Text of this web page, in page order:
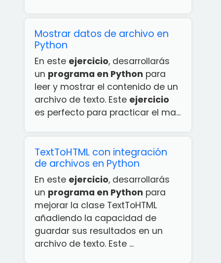
Mostrar datos de archivo en
Python
En este ejercicio, desarrollarás
un programa en Python para
leer y mostrar el contenido de un
archivo de texto. Este ejercicio
es perfecto para practicar el ma...
TextToHTML con integración
de archivos en Python
En este ejercicio, desarrollarás
un programa en Python para
mejorar la clase TextToHTML
añadiendo la capacidad de
guardar sus resultados en un
archivo de texto. Este ...